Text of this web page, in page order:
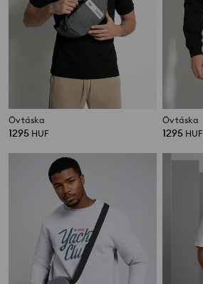
Övtáska
1295 HUF
Övtáska
1295 HUF